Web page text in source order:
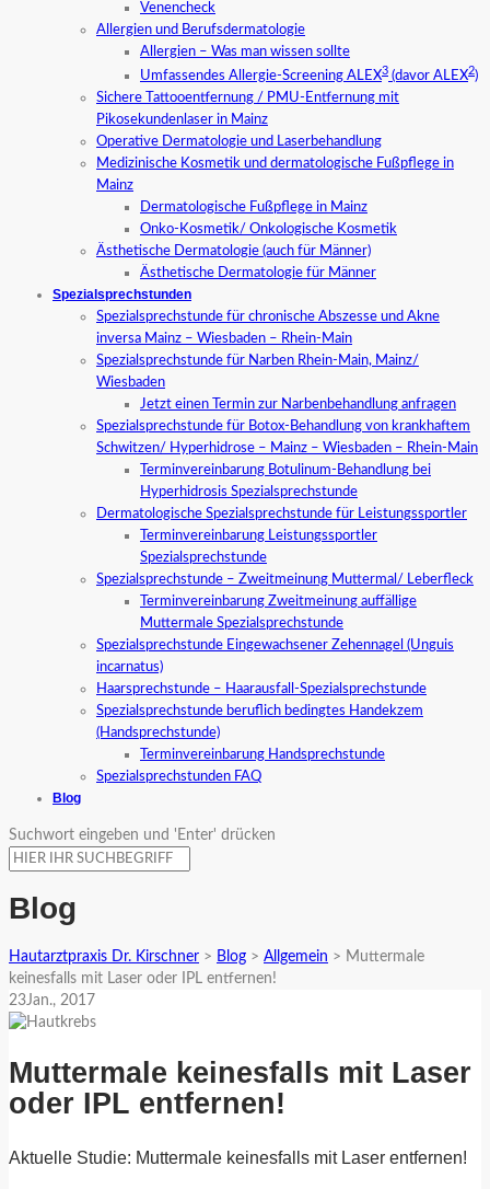
Venencheck
Allergien und Berufsdermatologie
Allergien – Was man wissen sollte
Umfassendes Allergie-Screening ALEX3 (davor ALEX2)
Sichere Tattooentfernung / PMU-Entfernung mit
Pikosekundenlaser in Mainz
Operative Dermatologie und Laserbehandlung
Medizinische Kosmetik und dermatologische Fußpflege in
Mainz
Dermatologische Fußpflege in Mainz
Onko-Kosmetik/ Onkologische Kosmetik
Ästhetische Dermatologie (auch für Männer)
Ästhetische Dermatologie für Männer
Spezialsprechstunden
Spezialsprechstunde für chronische Abszesse und Akne
inversa Mainz – Wiesbaden – Rhein-Main
Spezialsprechstunde für Narben Rhein-Main, Mainz/
Wiesbaden
Jetzt einen Termin zur Narbenbehandlung anfragen
Spezialsprechstunde für Botox-Behandlung von krankhaftem
Schwitzen/ Hyperhidrose – Mainz – Wiesbaden – Rhein-Main
Terminvereinbarung Botulinum-Behandlung bei
Hyperhidrosis Spezialsprechstunde
Dermatologische Spezialsprechstunde für Leistungssportler
Terminvereinbarung Leistungssportler
Spezialsprechstunde
Spezialsprechstunde – Zweitmeinung Muttermal/ Leberfleck
Terminvereinbarung Zweitmeinung auffällige
Muttermale Spezialsprechstunde
Spezialsprechstunde Eingewachsener Zehennagel (Unguis
incarnatus)
Haarsprechstunde – Haarausfall-Spezialsprechstunde
Spezialsprechstunde beruflich bedingtes Handekzem
(Handsprechstunde)
Terminvereinbarung Handsprechstunde
Spezialsprechstunden FAQ
Blog
Suchwort eingeben und 'Enter' drücken
Blog
Hautarztpraxis Dr. Kirschner > Blog > Allgemein > Muttermale
keinesfalls mit Laser oder IPL entfernen!
23Jan., 2017
Muttermale keinesfalls mit Laser
oder IPL entfernen!
Aktuelle Studie: Muttermale keinesfalls mit Laser entfernen!